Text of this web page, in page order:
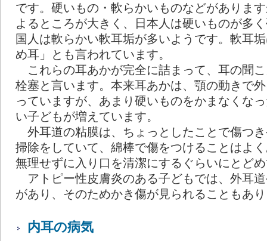
です。硬いもの・軟らかいものなどがありま
よるところが大きく、日本人は硬いものが多
国人は軟らかい軟耳垢が多いようです。軟耳
め耳」とも言われています。
これらの耳あかが完全に詰まって、耳の聞
栓塞と言います。本来耳あかは、顎の動きで
っていますが、あまり硬いものをかまなくな
い子どもが増えています。
外耳道の粘膜は、ちょっとしたことで傷つ
掃除をしていて、綿棒で傷をつけることはよ
無理せずに入り口を清潔にするぐらいにとど
アトピー性皮膚炎のある子どもでは、外耳
があり、そのためかき傷が見られることもあ
内耳の病気